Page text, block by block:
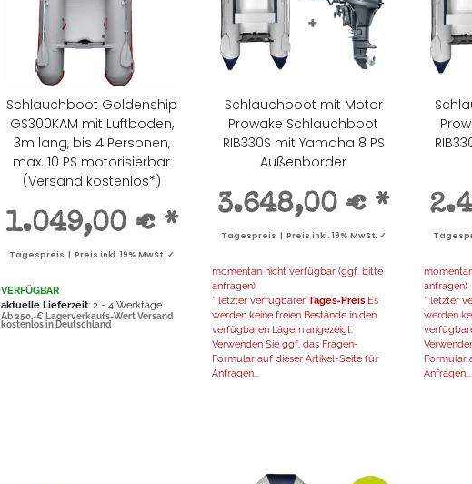
Schlauchboot Goldenship
GS300KAM mit Luftboden,
3m lang, bis 4 Personen,
max. 10 PS motorisierbar
(Versand kostenlos*)
1.049,00 € *
Tagespreis | Preis inkl. 19% MwSt. ✓
VERFÜGBAR
aktuelle Lieferzeit: 2 - 4 Werktage
Ab 250,-€ Lagerverkaufs-Wert Versand
kostenlos in Deutschland
Schlauchboot mit Motor
Prowake Schlauchboot
RIB330S mit Yamaha 8 PS
Außenborder
3.648,00 € *
Tagespreis | Preis inkl. 19% MwSt. ✓
momentan nicht verfügbar (ggf. bitte
anfragen)
* letzter verfügbarerTages-Preis Es
werden keine freien Bestände in den
verfügbaren Lägern angezeigt.
Verwenden Sie ggf. das Fragen-
Formular auf dieser Artikel-Seite für
Anfragen...
anfragen)
* letzter
werden
Formular
Anfragen...